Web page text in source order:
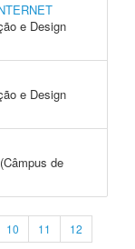
e Design
e Design
de
10 11
12